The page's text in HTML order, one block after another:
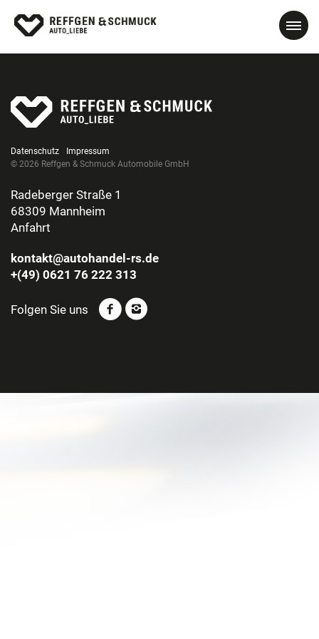
Datenschutz
Impressum
© 2026 Reffgen & Schmuck Automobile GmbH
Radeberger Straße 1
68309 Mannheim
Anfahrt
kontakt@autohandel-rs.de
+(49) 0621 76 222 313
Folgen Sie uns